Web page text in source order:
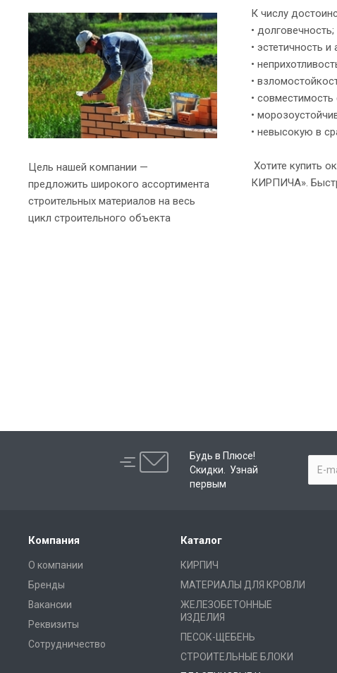
К числу
• долговечность;
• эстетичность
•
•
•
•
• невысокую в
Хотите купить
КИРПИЧА».
Цель нашей компании —
предложить широкого ассортимента
строительных материалов на весь
цикл строительного объекта
Будь в Плюсе!
Скидки. Узнай
первым
Компания
О компании
Бренды
Вакансии
Реквизиты
Сотрудничество
Каталог
КИРПИЧ
МАТЕРИАЛЫ ДЛЯ КРОВЛИ
ЖЕЛЕЗОБЕТОННЫЕ
ИЗДЕЛИЯ
ПЕСОК-ЩЕБЕНЬ
СТРОИТЕЛЬНЫЕ БЛОКИ